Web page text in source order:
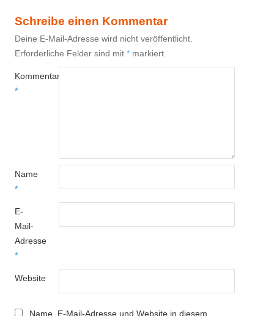
Schreibe einen Kommentar
Deine E-Mail-Adresse wird nicht veröffentlicht.
Erforderliche Felder sind mit * markiert
Kommentar
*
Name
*
E-
Mail-
Adresse
*
Website
Name, E-Mail-Adresse und Website in diesem